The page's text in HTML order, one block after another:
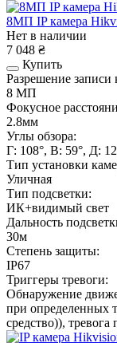
8МП IP камера
Нет в наличии
7 048 ₴
Купить
Разрешение записи
8 МП
Фокусное
2.8мм
Углы обзора:
Г: 108°, В: 59°, Д:
Тип установки
Уличная
Тип подсветки:
ИК+видимый свет
Дальность
30м
Степень защиты:
IP67
Триггеры тревоги:
Обнаружение
при определенных
средство)),